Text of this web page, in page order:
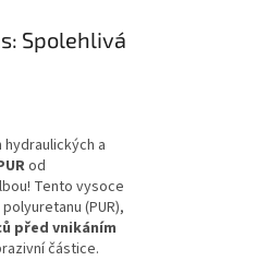
Spolehlivá
a
od
Tento vysoce
(PUR),
před vnikáním
částice.